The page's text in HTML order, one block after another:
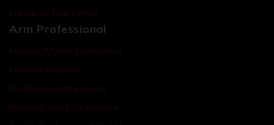
Lokma ve Bits Setleri
Arm Professional
Kullanıcı/Üyelik Sözleşmesi
Kullanım Koşulları
Ön Bilgilendirme Formu
Mesafeli Satış Sözleşmesi